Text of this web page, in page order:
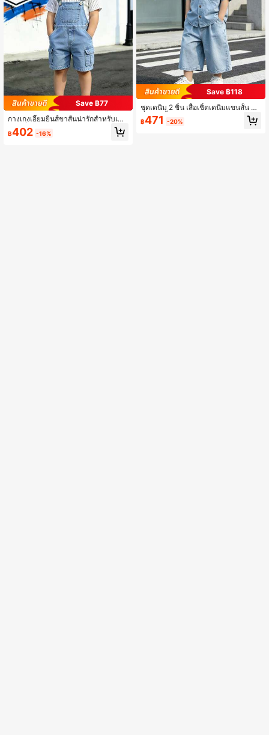
Save ฿77
กางเกงเอี๊ยมยีนส์ขาสั้นน่ารักสำหรับเด็ก
ชายเล็ก สีอ่อน ลายพราง มีกระเป๋า สบา
ยๆ ลำลอง สำหรับเด็กเล็กใส่เล่นและออก
฿402 -16%
Save ฿118
ชุดเดนิม 2 ชิ้น เสื้อเชิ้ตเดนิมแขนสั้น กา
งเกงขาสั้นเดนิมขากว้าง สีฟอกอ่อน สไ
ตล์สตรีทแคชชวลสำหรับเด็กผู้ชายอายุ
฿471 -20%